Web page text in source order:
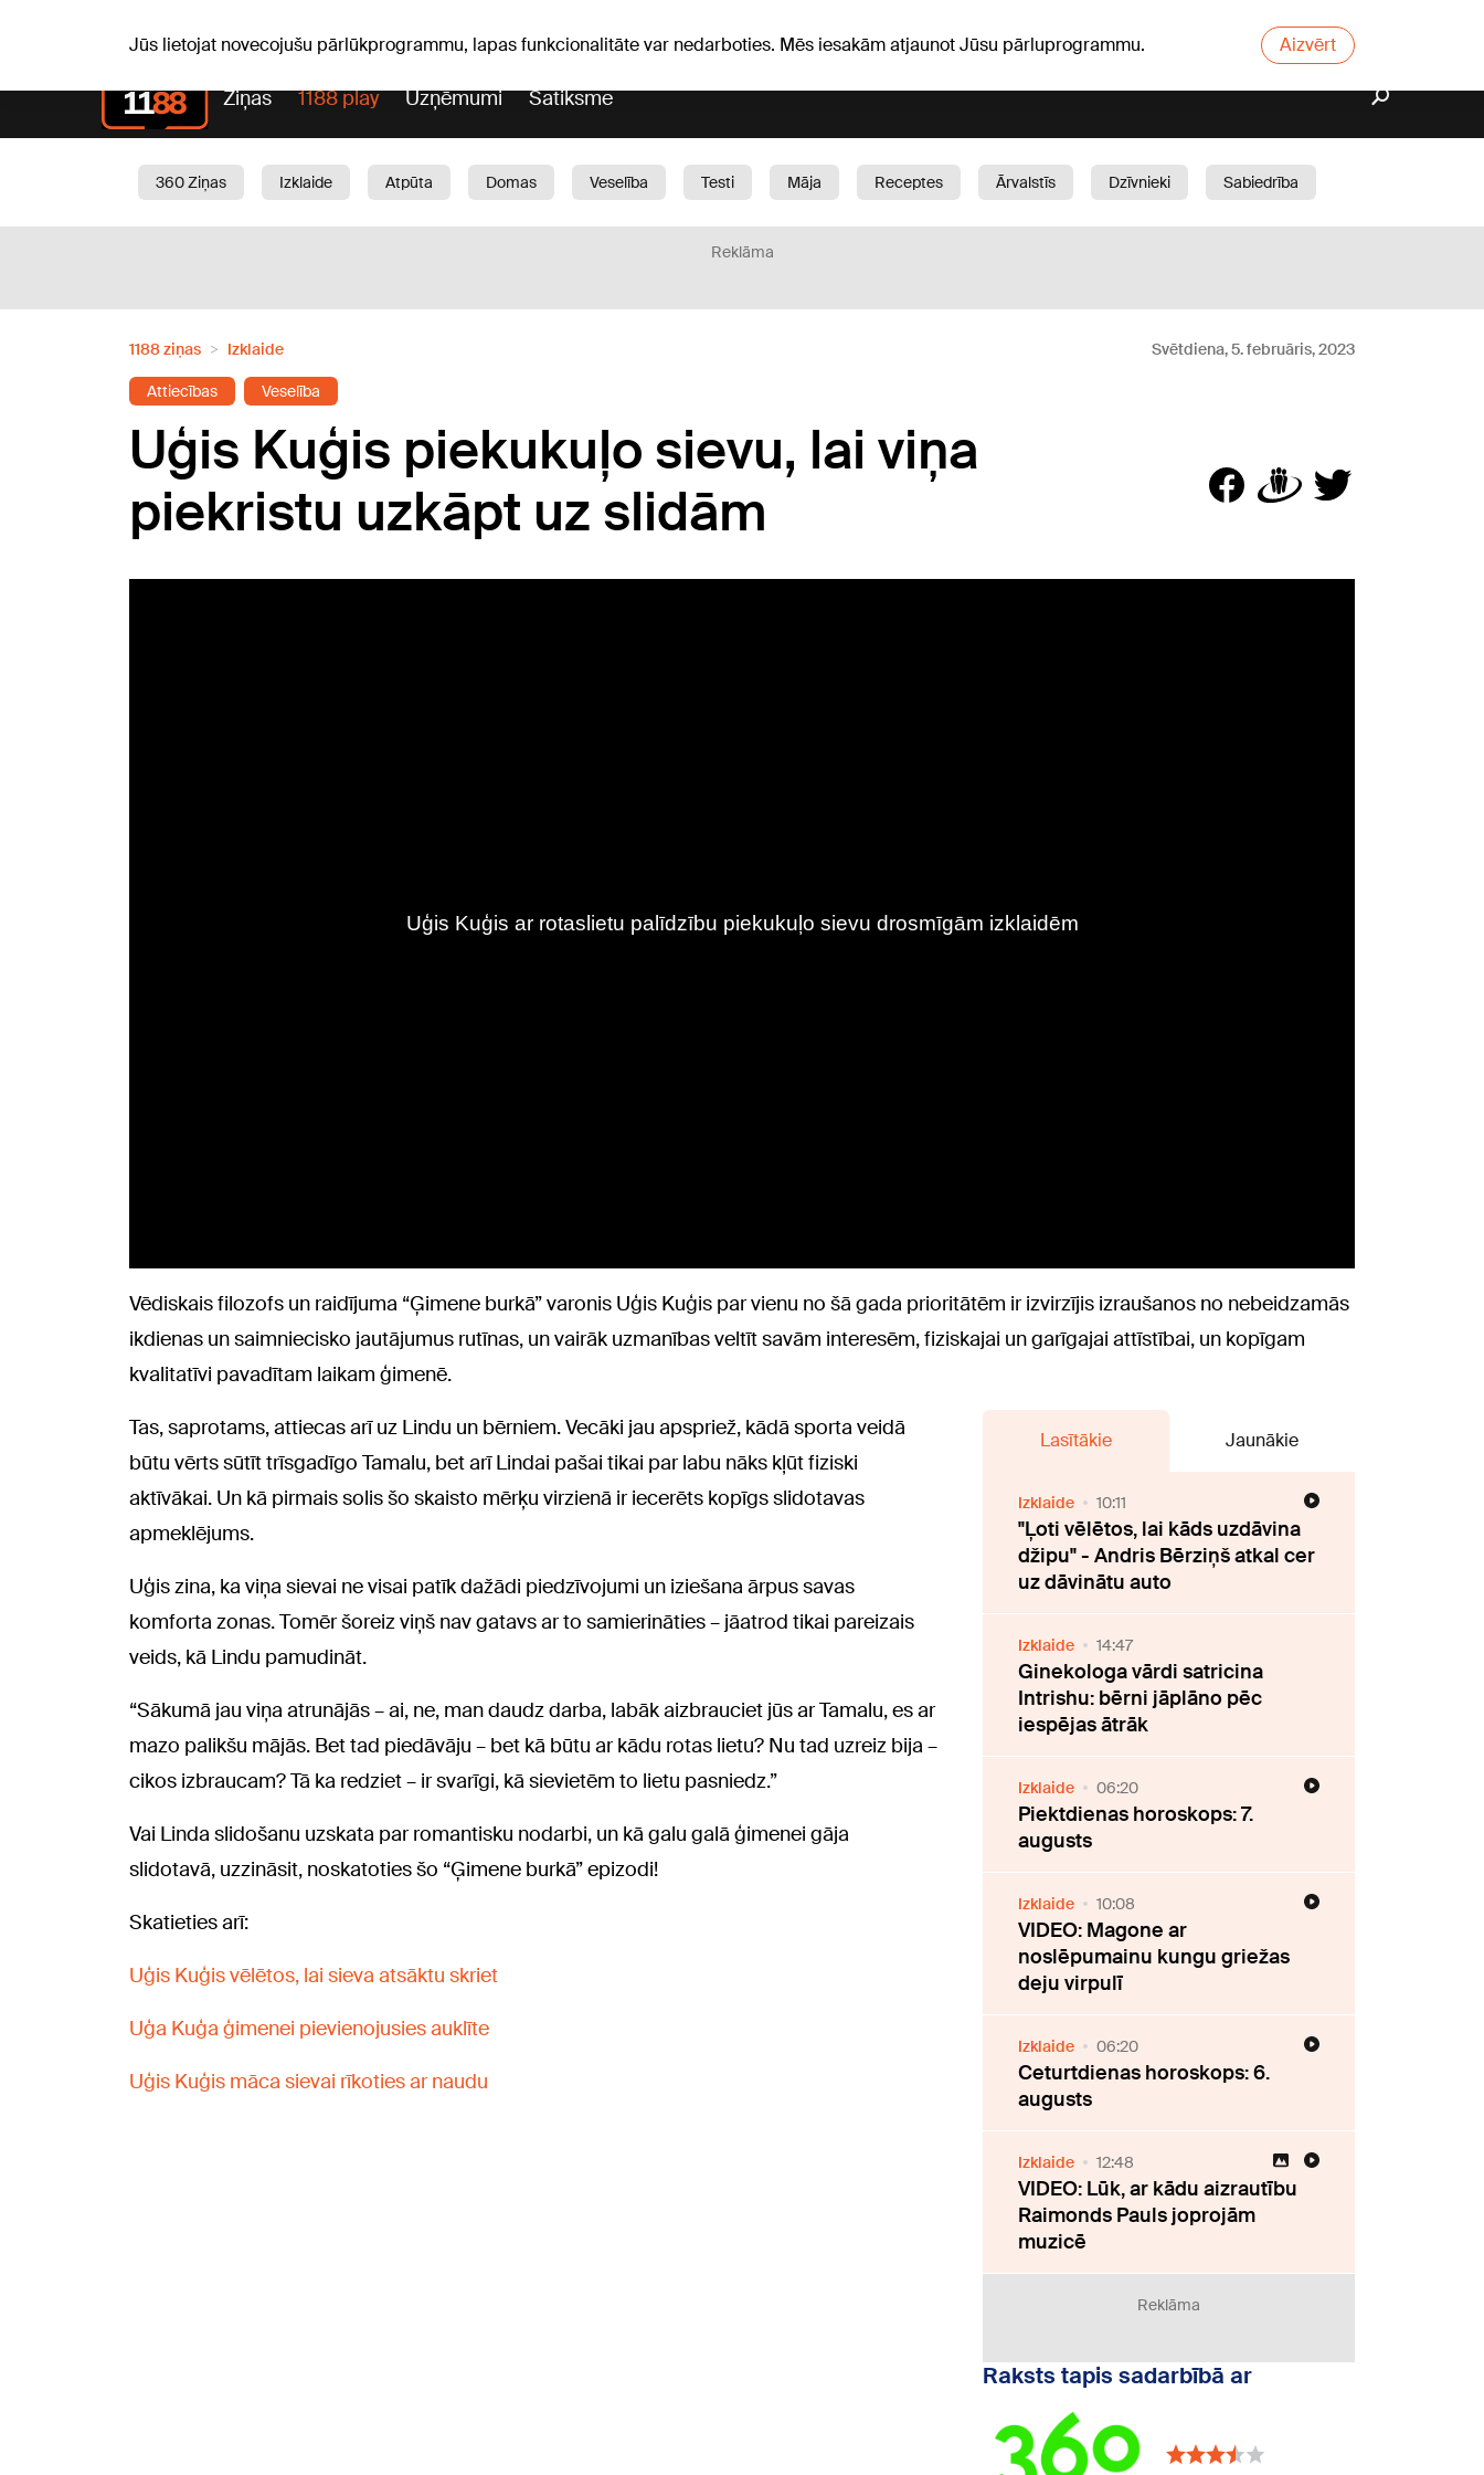
Jūs lietojat novecojušu pārlūkprogrammu, lapas funkcionalitāte var nedarboties. Mēs iesakām atjaunot Jūsu pārluprogrammu. Aizvērt
Ziņas 1188 play Uzņēmumi Satiksme
360 Ziņas Izklaide Atpūta Domas Veselība Testi Māja Receptes Ārvalstīs Dzīvnieki
Sabiedrība
Reklāma
1188 ziņas Izklaide Svētdiena, 5. februāris, 2023
Attiecības Veselība
Uģis Kuģis piekukuļo sievu, lai viņa
piekristu uzkāpt uz slidām
Vēdiskais filozofs un raidījuma “Ģimene burkā” varonis Uģis Kuģis par vienu no šā gada prioritātēm ir izvirzījis izraušanos no nebeidzamās
ikdienas un saimniecisko jautājumus rutīnas, un vairāk uzmanības veltīt savām interesēm, fiziskajai un garīgajai attīstībai, un kopīgam
kvalitatīvi pavadītam laikam ģimenē.
Tas, saprotams, attiecas arī uz Lindu un bērniem. Vecāki jau apspriež, kādā sporta veidā
būtu vērts sūtīt trīsgadīgo Tamalu, bet arī Lindai pašai tikai par labu nāks kļūt fiziski
aktīvākai. Un kā pirmais solis šo skaisto mērķu virzienā ir iecerēts kopīgs slidotavas
apmeklējums.
Uģis zina, ka viņa sievai ne visai patīk dažādi piedzīvojumi un iziešana ārpus savas
komforta zonas. Tomēr šoreiz viņš nav gatavs ar to samierināties – jāatrod tikai pareizais
veids, kā Lindu pamudināt.
“Sākumā jau viņa atrunājās – ai, ne, man daudz darba, labāk aizbrauciet jūs ar Tamalu, es ar
mazo palikšu mājās. Bet tad piedāvāju – bet kā būtu ar kādu rotas lietu? Nu tad uzreiz bija –
cikos izbraucam? Tā ka redziet – ir svarīgi, kā sievietēm to lietu pasniedz.”
Vai Linda slidošanu uzskata par romantisku nodarbi, un kā galu galā ģimenei gāja
slidotavā, uzzināsit, noskatoties šo “Ģimene burkā” epizodi!
Skatieties arī:
Uģis Kuģis vēlētos, lai sieva atsāktu skriet
Uģa Kuģa ģimenei pievienojusies auklīte
Uģis Kuģis māca sievai rīkoties ar naudu
Lasītākie Jaunākie
Izklaide 10:11
"Ļoti vēlētos, lai kāds uzdāvina
džipu" - Andris Bērziņš atkal cer
uz dāvinātu auto
Izklaide 14:47
Ginekologa vārdi satricina
Intrishu: bērni jāplāno pēc
iespējas ātrāk
Izklaide 06:20
Piektdienas horoskops: 7.
augusts
Izklaide 10:08
VIDEO: Magone ar
noslēpumainu kungu griežas
deju virpulī
Izklaide 06:20
Ceturtdienas horoskops: 6.
augusts
Izklaide 12:48
VIDEO: Lūk, ar kādu aizrautību
Raimonds Pauls joprojām
muzicē
Reklāma
Raksts tapis sadarbībā ar